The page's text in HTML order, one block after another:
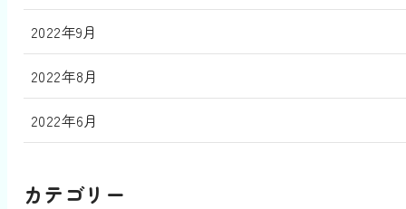
2022年9月
2022年8月
2022年6月
カテゴリー